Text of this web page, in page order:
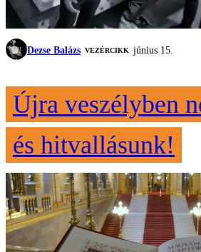
Dezse Balázs VEZÉRCIKK június 15.
Újra veszélyben
és hitvallásunk!